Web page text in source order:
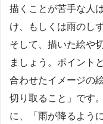
描くことが苦手な人
け、もしくは雨のし
そして、描いた絵や
ましょう。ポイント
合わせたイメージの
切り取ること」です
に、「雨が降るよう